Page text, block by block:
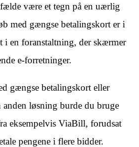
være et tegn på en uærlig
med gængse betalingskort er i
i en foranstaltning, der skærmer
e-forretninger.
gængse betalingskort eller
løsning burde du bruge
eksempelvis ViaBill, forudsat
pengene i flere bidder.